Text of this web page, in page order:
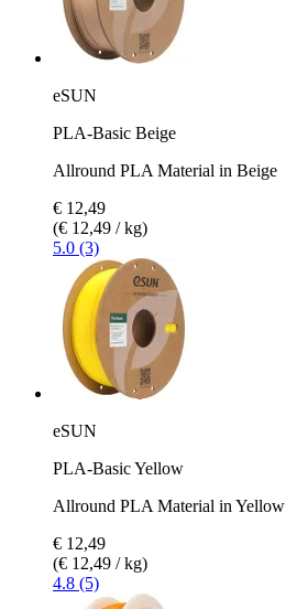
eSUN
PLA-Basic Beige
Allround PLA Material in Beige
€ 12,49
(€ 12,49 / kg)
5.0 (3)
eSUN
PLA-Basic Yellow
Allround PLA Material in Yellow
€ 12,49
(€ 12,49 / kg)
4.8 (5)